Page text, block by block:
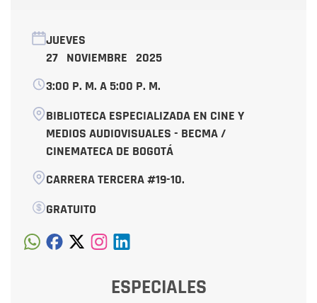
JUEVES
27 NOVIEMBRE 2025
3:00 P. M. A 5:00 P. M.
BIBLIOTECA ESPECIALIZADA EN CINE Y
MEDIOS AUDIOVISUALES - BECMA /
CINEMATECA DE BOGOTÁ
CARRERA TERCERA #19-10.
GRATUITO
ESPECIALES